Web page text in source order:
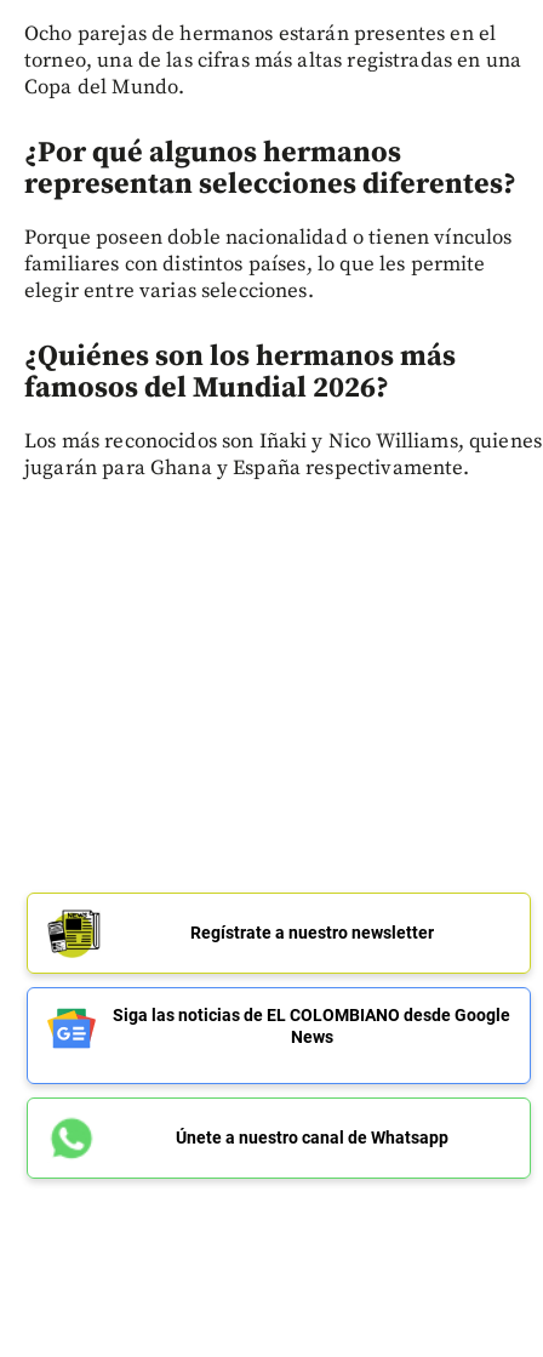
Ocho parejas de hermanos estarán presentes en el
torneo, una de las cifras más altas registradas en una
Copa del Mundo.
¿Por qué algunos hermanos
representan selecciones diferentes?
Porque poseen doble nacionalidad o tienen vínculos
familiares con distintos países, lo que les permite
elegir entre varias selecciones.
¿Quiénes son los hermanos más
famosos del Mundial 2026?
Los más reconocidos son Iñaki y Nico Williams, quienes
jugarán para Ghana y España respectivamente.
Regístrate a nuestro newsletter
Siga las noticias de EL COLOMBIANO desde Google
News
Únete a nuestro canal de Whatsapp